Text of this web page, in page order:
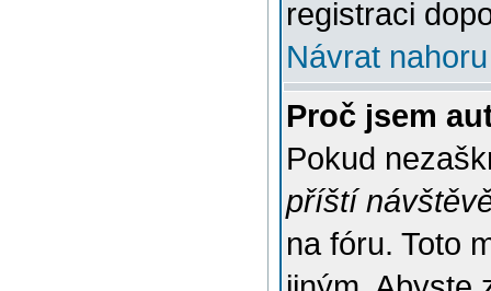
registraci
Návrat nahoru
Proč jsem
Pokud
příští
na fóru. Toto